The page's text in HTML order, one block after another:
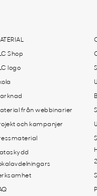
Shop
logo
från webbinarier
och kampanjer